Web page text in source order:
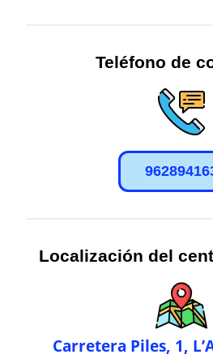
Teléfono de
Localización del
Carretera Piles, 1,